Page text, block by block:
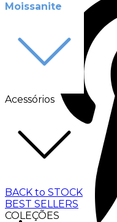
Moissanite
Acessórios
BACK to STOCK
BEST SELLERS
COLEÇÕES